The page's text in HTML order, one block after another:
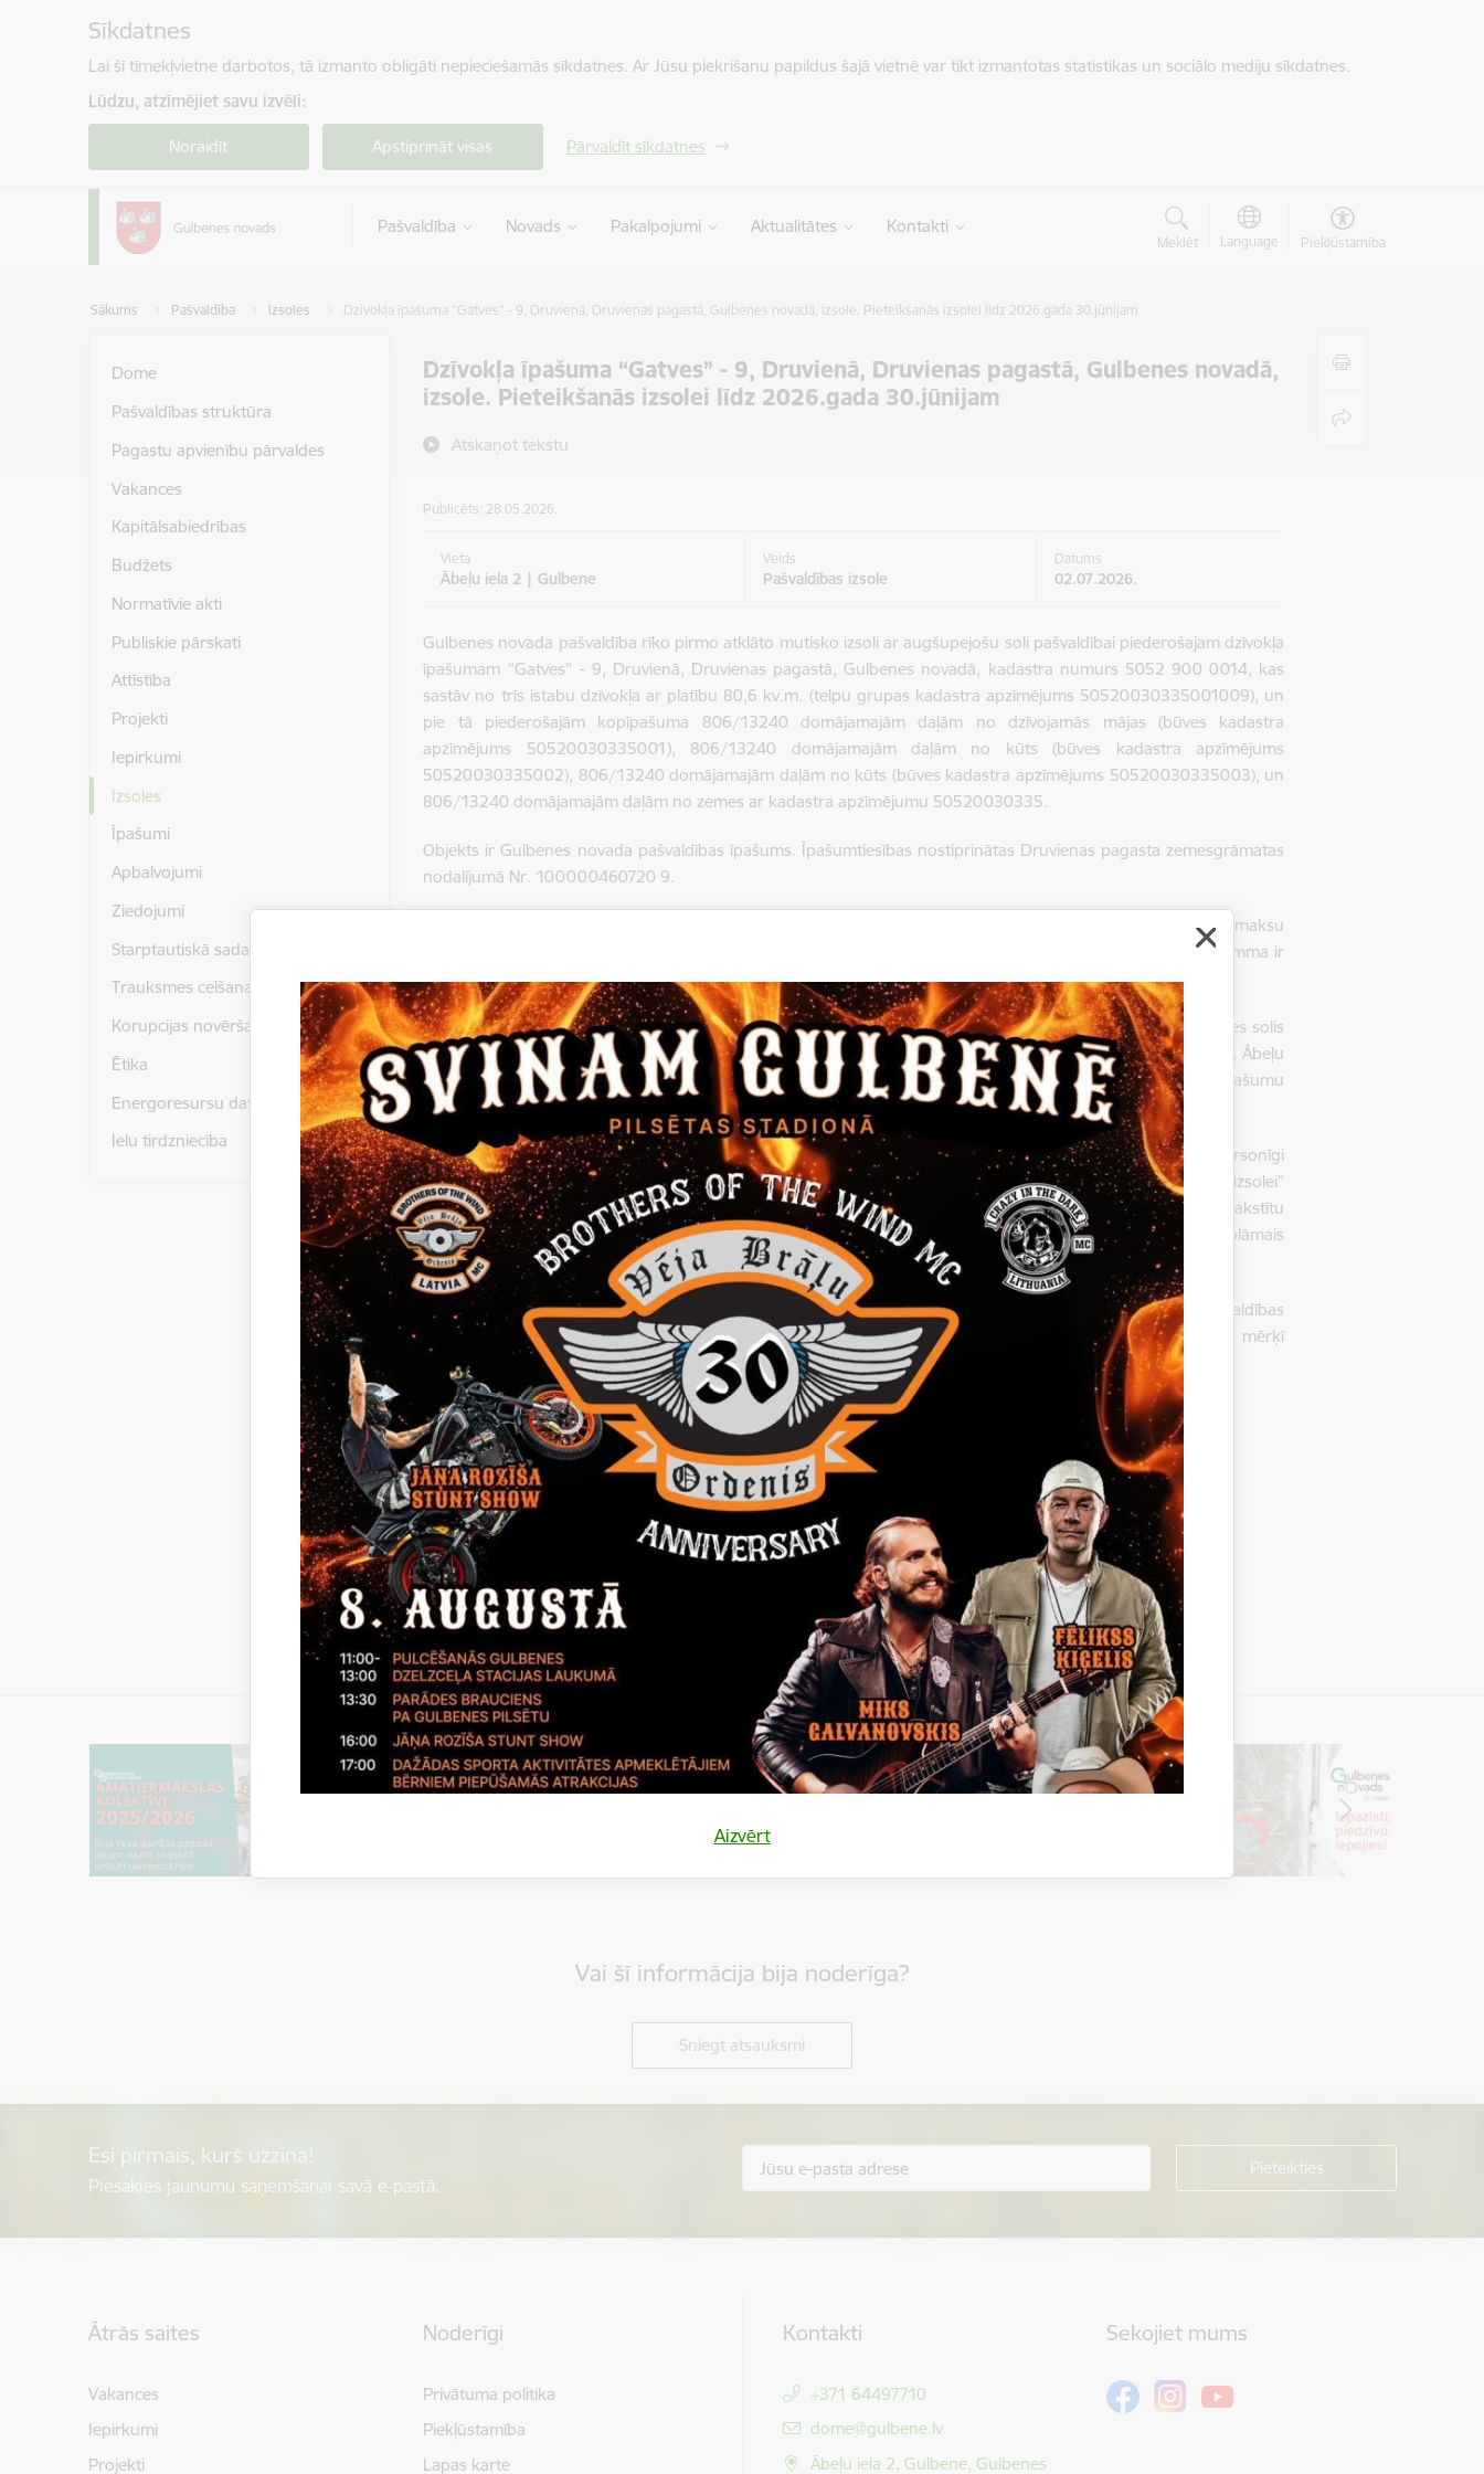
Sīkdatnes
Lai šī tīmekļvietne darbotos, tā izmanto obligāti nepieciešamās sīkdatnes. Ar Jūsu piekrišanu papildus šajā vietnē var tikt izmantotas statistikas un sociālo mediju sīkdatnes.
Lūdzu, atzīmējiet savu izvēli:
Noraidīt Apstiprināt visas Pārvaldīt sīkdatnes
Pašvaldība Novads Pakalpojumi Aktualitātes Kontakti
Meklēt Language Piekļūstamība
Sākums Pašvaldība Izsoles Dzīvokļa īpašuma “Gatves” - 9, Druvienā, Druvienas pagastā, Gulbenes novadā, izsole. Pieteikšanās izsolei līdz 2026.gada 30.jūnijam
Dzīvokļa īpašuma “Gatves” - 9, Druvienā, Druvienas pagastā, Gulbenes novadā,
izsole. Pieteikšanās izsolei līdz 2026.gada 30.jūnijam
Atskaņot tekstu
Aizvērt
Dome
Pašvaldības struktūra
Pagastu apvienību pārvaldes
Vakances
Kapitālsabiedrības
Budžets
Normatīvie akti
Publiskie pārskati
Attīstība
Projekti
Iepirkumi
Izsoles
Īpašumi
Apbalvojumi
Ziedojumi
Starptautiskā sadarbība
Trauksmes celšana
Korupcijas novēršana
Ētika
Energoresursu dati un statistika
Ielu tirdzniecība
Publicēts: 28.05.2026.
Vieta
Ābeļu iela 2 | Gulbene
Veids
Pašvaldības izsole
Datums
02.07.2026.
Gulbenes novada pašvaldība rīko pirmo atklāto mutisko izsoli ar augšupejošu soli pašvaldībai piederošajam dzīvokļa
īpašumam “Gatves” - 9, Druvienā, Druvienas pagastā, Gulbenes novadā, kadastra numurs 5052 900 0014, kas
sastāv no trīs istabu dzīvokļa ar platību 80,6 kv.m. (telpu grupas kadastra apzīmējums 50520030335001009), un
pie tā piederošajām kopīpašuma 806/13240 domājamajām daļām no dzīvojamās mājas (būves kadastra
apzīmējums 50520030335001), 806/13240 domājamajām daļām no kūts (būves kadastra apzīmējums
50520030335002), 806/13240 domājamajām daļām no kūts (būves kadastra apzīmējums 50520030335003), un
806/13240 domājamajām daļām no zemes ar kadastra apzīmējumu 50520030335.
Objekts ir Gulbenes novada pašvaldības īpašums. Īpašumtiesības nostiprinātas Druvienas pagasta zemesgrāmatas
nodalījumā Nr. 100000460720 9.
Apgrūtinājums: parādsaistības, kas gulstas uz Objektu, par dzīvojamās mājas pārvaldīšanas izdevumiem un maksu
par pakalpojumiem, kas saistīti ar dzīvokļa īpašuma lietošanu (komunālie pakalpojumi). Parādsaistību kopsumma ir
40,00 EUR (četrdesmiteuro).
Izsolāmās mantas nosacītā cena (pirmās izsoles sākumcena) ir3600EUR, nodrošinājums ir360EUR, izsoles solis
noteikts180 EUR. Izsole notiks2026.gada 2.jūlijā plkst.10:15 Gulbenes novada Centrālās pārvaldes ēkā, Ābeļu
ielā 2, Gulbenē, 2.stāva zālē. Pirmpirkuma tiesības uz objekta iegādi nav. Samaksa par nosolīto nekustamo īpašumu
veicama divu nedēļu laikā pēc izsoles.
Iesniegt pieteikumus par piedalīšanos izsolēs kopā ar izsoles noteikumos nosauktajiem dokumentiem var personīgi
Gulbenes novada Centrālajā pārvaldē, nosūtot pa pastu ar norādi “Pieteikums nekustamā īpašuma izsolei”
(Gulbenes novada Centrālā pārvalde, Ābeļu iela 2, Gulbene, Gulbenes novads, LV – 4401) vai elektroniski parakstītu
pieteikumu (iesniegumu) uz e-pasta adresi:dome@gulbene.lv, līdz 2026.gada 30.jūnijam plkst.15.00
. Izsolāmais
īpašums apskatāms saskaņojot to ar izsoles noteikumos norādīto kontaktpersonu.
Nodrošinājums iemaksājams pirms pieteikuma iesniegšanas par piedalīšanos izsolē Gulbenes novada pašvaldības
kontā LV81UNLA0050019845884, AS “SEB banka”, reģistrācijas Nr.90009116327, norādot maksājuma mērķī
“Dzīvokļa īpašuma “Gatves” - 9, Druvienā, Druvienas pagastā, Gulbenes novadā, izsoles nodrošinājums”.
Lejupielādēt:
Izsoles noteikumi
Lejupielādēt:
Zemesgrāmatas nodalījuma izdruka
Lejupielādēt:
Telpu grupas kadastrālās uzmērīšanas lieta
Lejupielādēt:
Pieteikums izsolei
Lejupielādēt:
Pieteikums izsolei (elektroniski)
Vai šī informācija bija noderīga?
Sniegt atsauksmi
Esi pirmais, kurš uzzina!
Piesakies jaunumu saņemšanai savā e-pastā.
Ātrās saites
Vakances
Iepirkumi
Projekti
Noderīgi
Privātuma politika
Piekļūstamība
Lapas karte
Kontakti
+371 64497710
E-pasts:
dome@gulbene.lv
Ābeļu iela 2, Gulbene, Gulbenes
Sekojiet mums